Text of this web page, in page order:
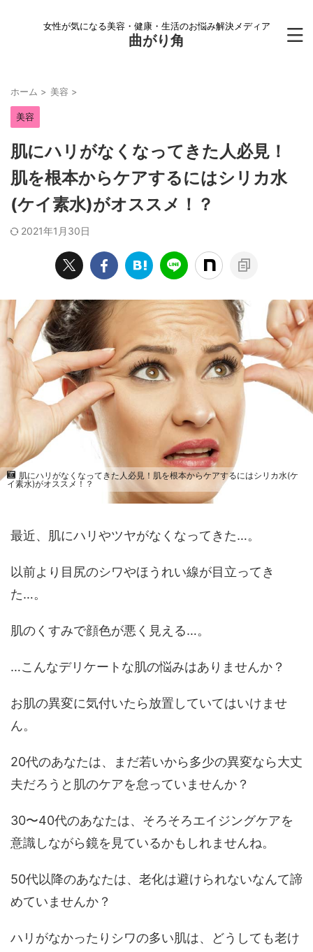
女性が気になる美容・健康・生活のお悩み解決メディア
曲がり角
ホーム > 美容 >
美容
肌にハリがなくなってきた人必見！
肌を根本からケアするにはシリカ水
(ケイ素水)がオススメ！？
2021年1月30日
肌にハリがなくなってきた人必見！肌を根本からケアするにはシリカ水(ケ
イ素水)がオススメ！？
最近、肌にハリやツヤがなくなってきた…。
以前より目尻のシワやほうれい線が目立ってき
た…。
肌のくすみで顔色が悪く見える…。
…こんなデリケートな肌の悩みはありませんか？
お肌の異変に気付いたら放置していてはいけませ
ん。
20代のあなたは、まだ若いから多少の異変なら大丈
夫だろうと肌のケアを怠っていませんか？
30〜40代のあなたは、そろそろエイジングケアを
意識しながら鏡を見ているかもしれませんね。
50代以降のあなたは、老化は避けられないなんて諦
めていませんか？
ハリがなかったりシワの多い肌は、どうしても老け